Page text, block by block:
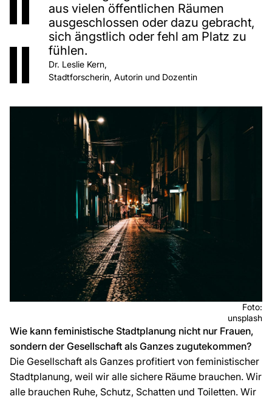
aus vielen öffentlichen Räumen
ausgeschlossen oder dazu gebracht,
sich ängstlich oder fehl am Platz zu
fühlen.
Dr. Leslie Kern,
Stadtforscherin, Autorin und Dozentin
Foto:
unsplash
Wie kann feministische Stadtplanung nicht nur Frauen,
sondern der Gesellschaft als Ganzes zugutekommen?
Die Gesellschaft als Ganzes profitiert von feministischer
Stadtplanung, weil wir alle sichere Räume brauchen. Wir
alle brauchen Ruhe, Schutz, Schatten und Toiletten. Wir